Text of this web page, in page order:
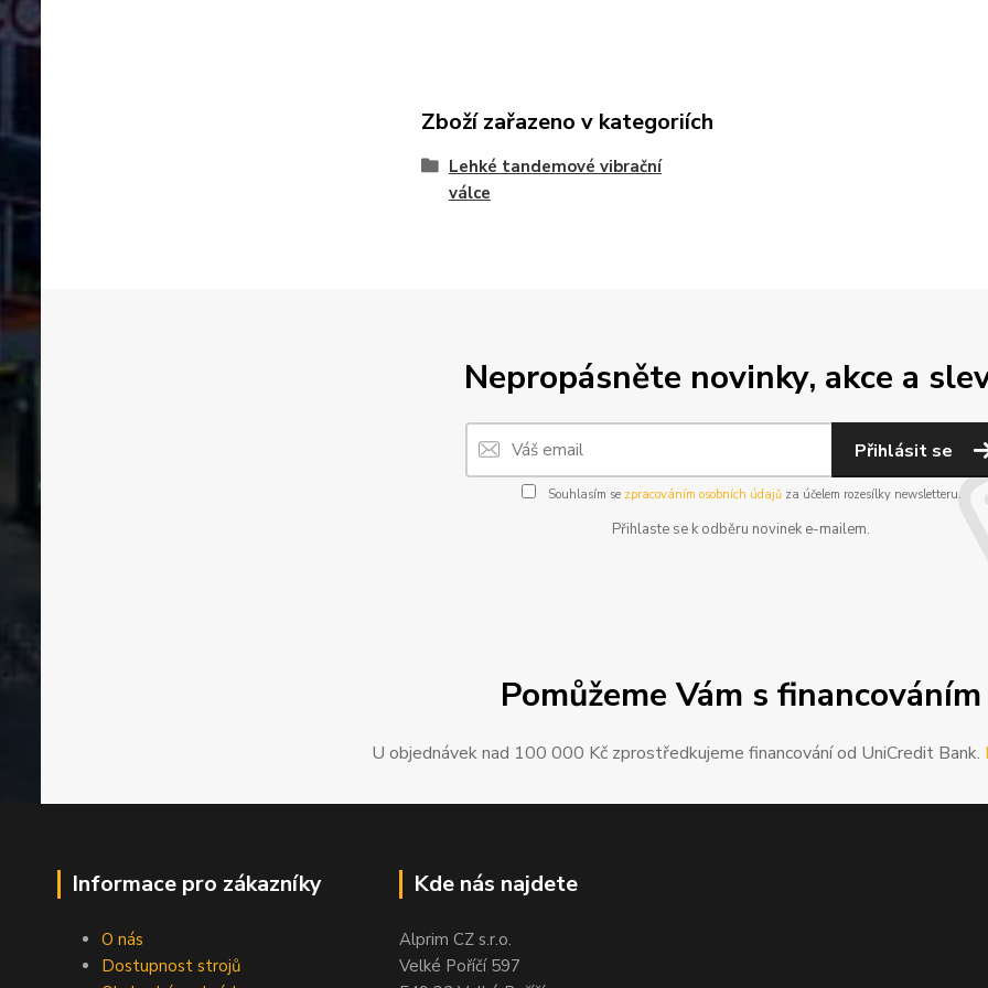
Zboží zařazeno v kategoriích
Lehké tandemové vibrační
válce
Nepropásněte novinky, akce a
Přihlásit se
Souhlasím se zpracováním osobních údajůza účelem rozesílky newsletteru.
Přihlaste se k odběru novinek e-mailem.
Pomůžeme Vám s financováním
U objednávek nad 100 000 Kč zprostředkujeme financování od UniCredit Bank.
Informace pro zákazníky
O nás
Dostupnost strojů
Kde nás najdete
Alprim CZ s.r.o.
Velké Poříčí 597